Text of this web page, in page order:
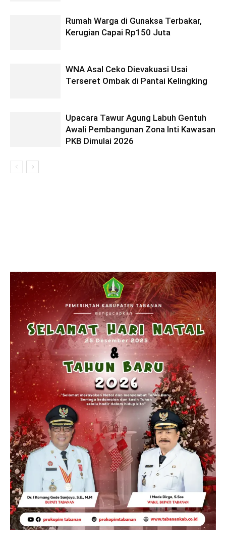
Rumah Warga di Gunaksa Terbakar,
Kerugian Capai Rp150 Juta
WNA Asal Ceko Dievakuasi Usai
Terseret Ombak di Pantai Kelingking
Upacara Tawur Agung Labuh Gentuh
Awali Pembangunan Zona Inti Kawasan
PKB Dimulai 2026